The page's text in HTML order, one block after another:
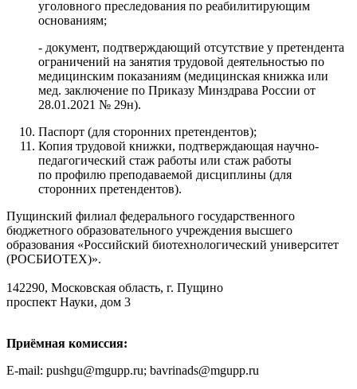
уголовного преследования по реабилитирующим
основаниям;
- документ, подтверждающий отсутствие у претендента
ограничений на занятия трудовой деятельностью по
медицинским показаниям (медицинская книжка или
мед. заключение по Приказу Минздрава России от
28.01.2021 № 29н).
Паспорт (для сторонних претендентов);
Копия трудовой книжки, подтверждающая научно-
педагогический стаж работы или стаж работы
по профилю преподаваемой дисциплины (для
сторонних претендентов).
Пущинский филиал федерального государственного
бюджетного образовательного учреждения высшего
образования «Российский биотехнологический университет
(РОСБИОТЕХ)».
142290, Московская область, г. Пущино
проспект Науки, дом 3
Приёмная комиссия:
E-mail: pushgu@mgupp.ru; bavrinads@mgupp.ru